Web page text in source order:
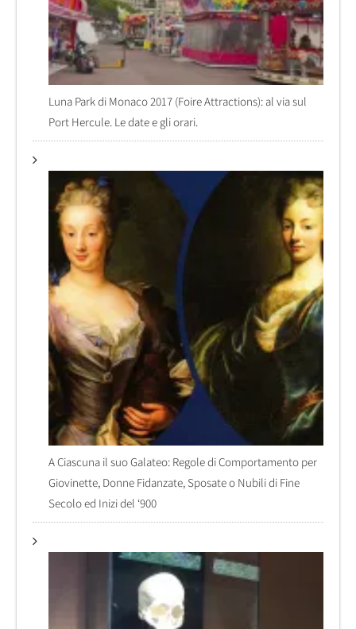
Luna Park di Monaco 2017 (Foire Attractions): al via sul
Port Hercule. Le date e gli orari.
A Ciascuna il suo Galateo: Regole di Comportamento per
Giovinette, Donne Fidanzate, Sposate o Nubili di Fine
Secolo ed Inizi del ‘900